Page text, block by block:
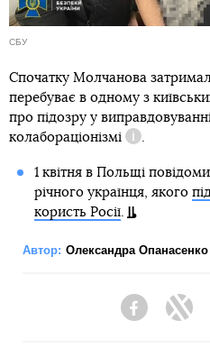
СБУ
Спочатку Молчанова
перебуває в одному з
про підозру у
колабораціонізмі
Довідка
.
1 квітня в Польщі
річного українця, якого
користь Росії.
Автор: Олександра Опанасенко
Facebook